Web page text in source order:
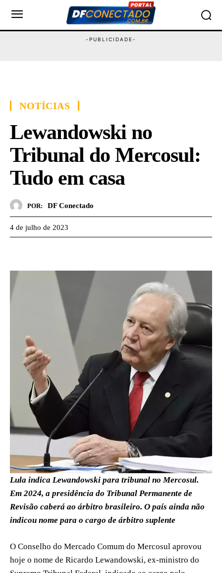
NOTÍCIAS
Lewandowski no
Tribunal do Mercosul:
Tudo em casa
POR: DF Conectado
4 de julho de 2023
Lula indica Lewandowski para tribunal no Mercosul.
Em 2024, a presidência do Tribunal Permanente de
Revisão caberá ao árbitro brasileiro. O país ainda não
indicou nome para o cargo de árbitro suplente
O Conselho do Mercado Comum do Mercosul aprovou
hoje o nome de Ricardo Lewandowski, ex-ministro do